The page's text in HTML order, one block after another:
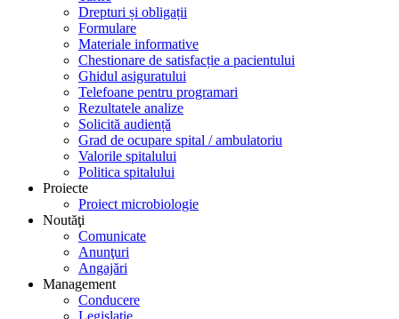
Drepturi și obligații
Formulare
Materiale informative
Chestionare de satisfacție a pacientului
Ghidul asiguratului
Telefoane pentru programari
Rezultatele analize
Solicită audiență
Grad de ocupare spital / ambulatoriu
Valorile spitalului
Politica spitalului
Proiecte
Proiect microbiologie
Noutăţi
Comunicate
Anunţuri
Angajări
Management
Conducere
Legislaţie